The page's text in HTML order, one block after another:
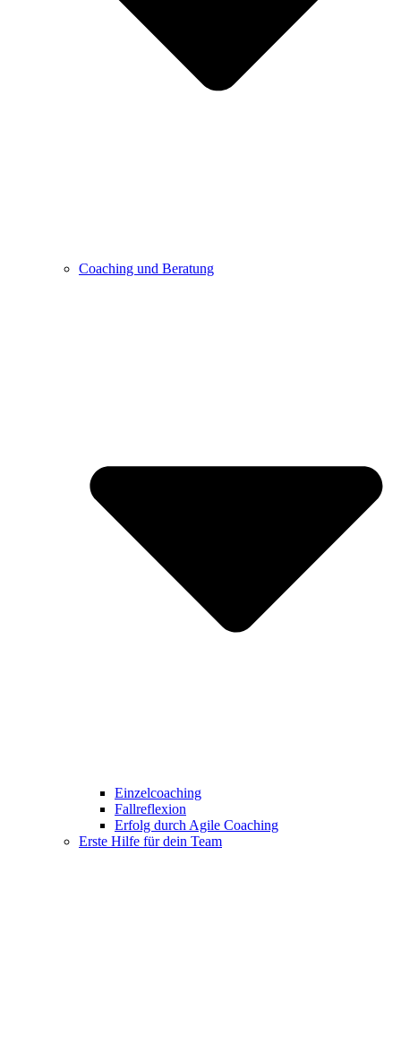
Coaching und Beratung
Einzelcoaching
Fallreflexion
Erfolg durch Agile Coaching
Erste Hilfe für dein Team